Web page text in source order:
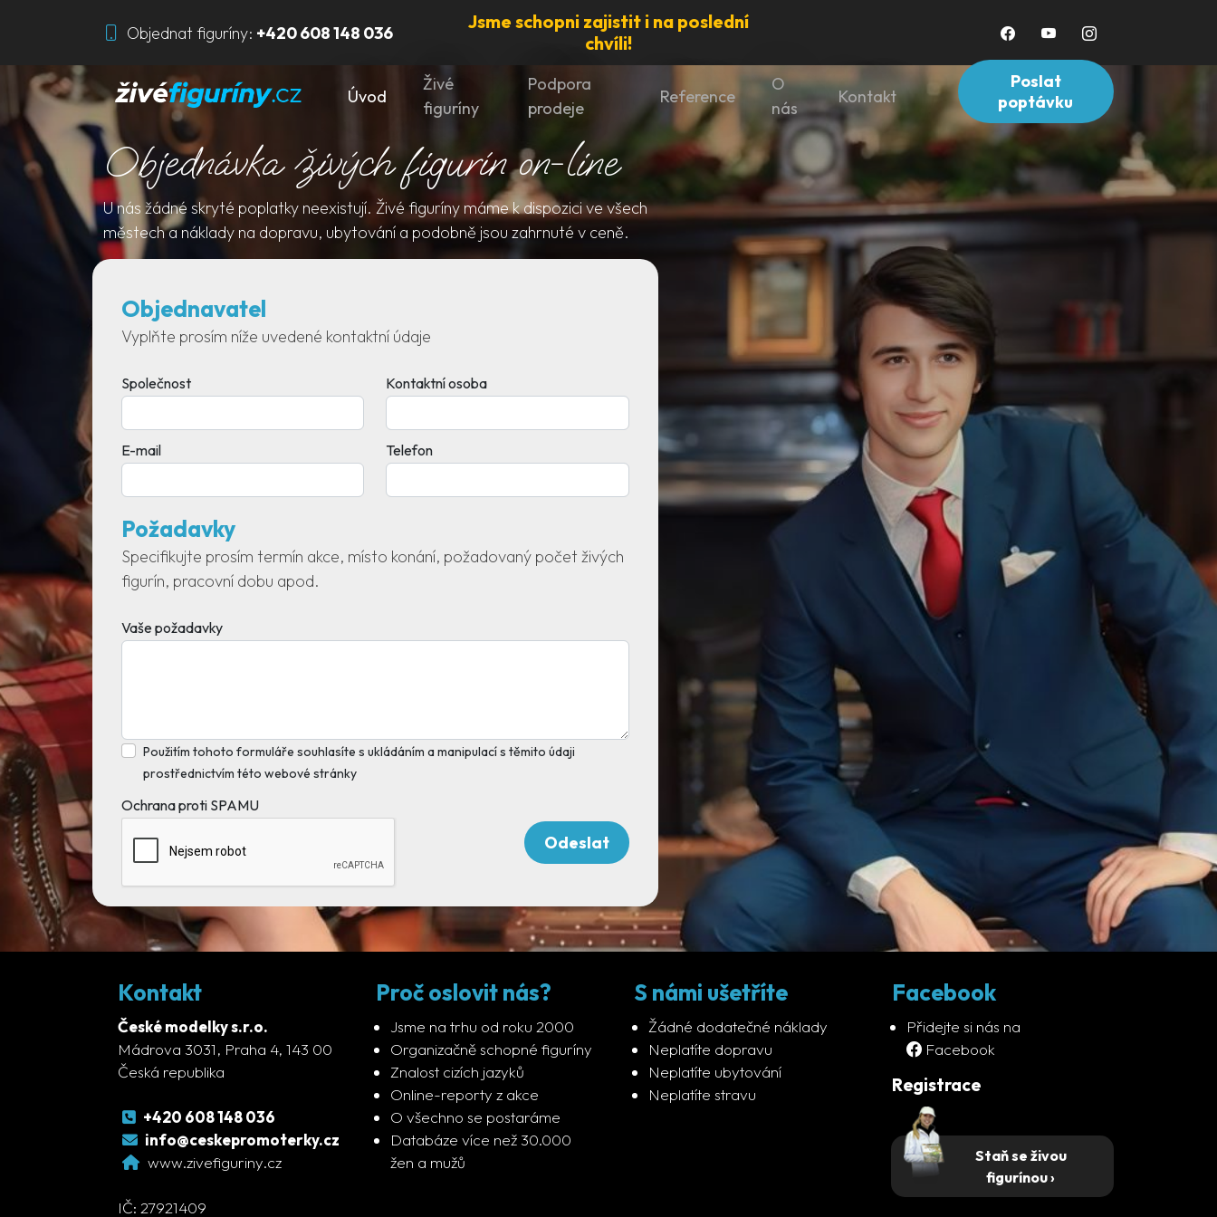
Objednat figuríny: +420 608 148 036
Jsme schopni zajistit i na poslední
chvíli!
Úvod
Živé
figuríny
Podpora
prodeje
Reference
O
nás
Kontakt
Poslat
poptávku
Objednávka živých figurín on-line
U nás žádné skryté poplatky neexistují. Živé figuríny máme k dispozici ve všech
městech a náklady na dopravu, ubytování a podobně jsou zahrnuté v ceně.
Objednavatel
Vyplňte prosím níže uvedené kontaktní údaje
Společnost Kontaktní osoba
E-mail Telefon
Požadavky
Specifikujte prosím termín akce, místo konání, požadovaný počet živých
figurín, pracovní dobu apod.
Vaše požadavky
Použitím tohoto formuláře souhlasíte s ukládáním a manipulací s těmito údaji
prostřednictvím této webové stránky
Ochrana proti SPAMU
Kontakt
České modelky s.r.o.
Mádrova 3031, Praha 4, 143 00
Česká republika
+420 608 148 036
info@ceskepromoterky.cz
www.zivefiguriny.cz
IČ: 27921409
Proč oslovit nás?
Jsme na trhu od roku 2000
Organizačně schopné figuríny
Znalost cizích jazyků
Online-reporty z akce
O všechno se postaráme
Databáze více než 30.000
žen a mužů
S námi ušetříte
Žádné dodatečné náklady
Neplatíte dopravu
Neplatíte ubytování
Neplatíte stravu
Facebook
Přidejte si nás na
Facebook
Registrace
Staň se živou
figurínou ›